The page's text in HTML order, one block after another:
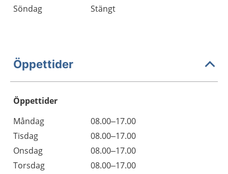
Söndag
Stängt
Öppettider
Öppettider
Dag
Öppettider
Kommentarer
Måndag
08.00–17.00
Tisdag
08.00–17.00
Onsdag
08.00–17.00
Torsdag
08.00–17.00